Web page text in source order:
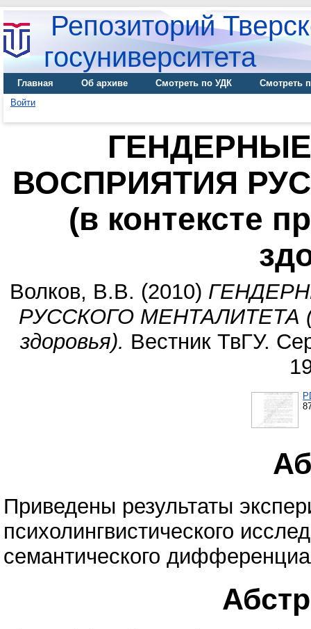
Репозиторий
госуниверситета
Главная Об архиве Смотреть по УДК
Смотреть
Войти
ВОСПРИЯТИЯ
(в контексте
Волков, В.В. (2010)
РУССКОГО МЕНТАЛИТЕТА
здоровья). Вестник ТвГУ.
Приведены результаты
психолингвистического
семантического